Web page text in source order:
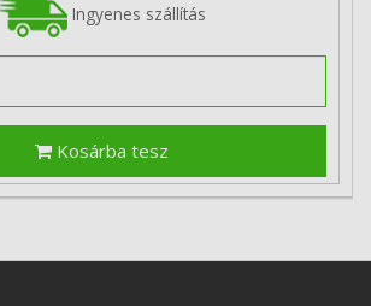
Ingyenes szállítás
Kosárba tesz